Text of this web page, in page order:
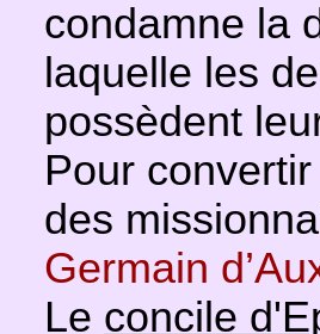
condamne la
laquelle les
possèdent
Pour
des
Germain
Le concile